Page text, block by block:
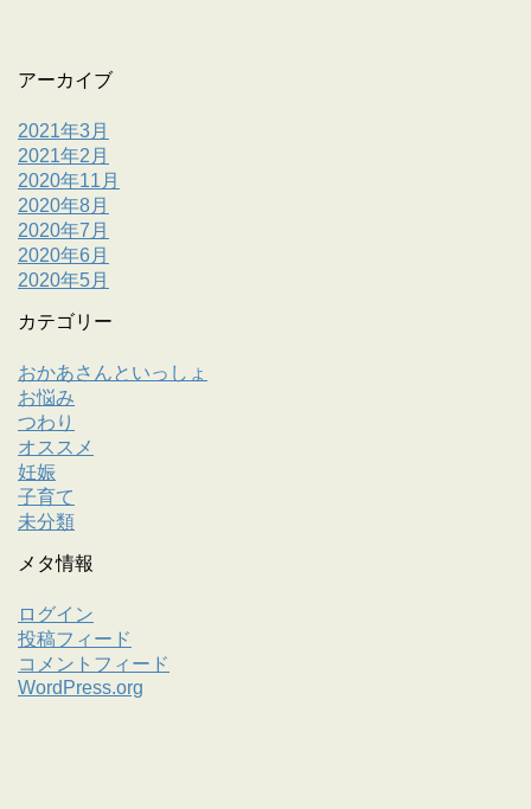
アーカイブ
2021年3月
2021年2月
2020年11月
2020年8月
2020年7月
2020年6月
2020年5月
カテゴリー
おかあさんといっしょ
お悩み
つわり
オススメ
妊娠
子育て
未分類
メタ情報
ログイン
投稿フィード
コメントフィード
WordPress.org